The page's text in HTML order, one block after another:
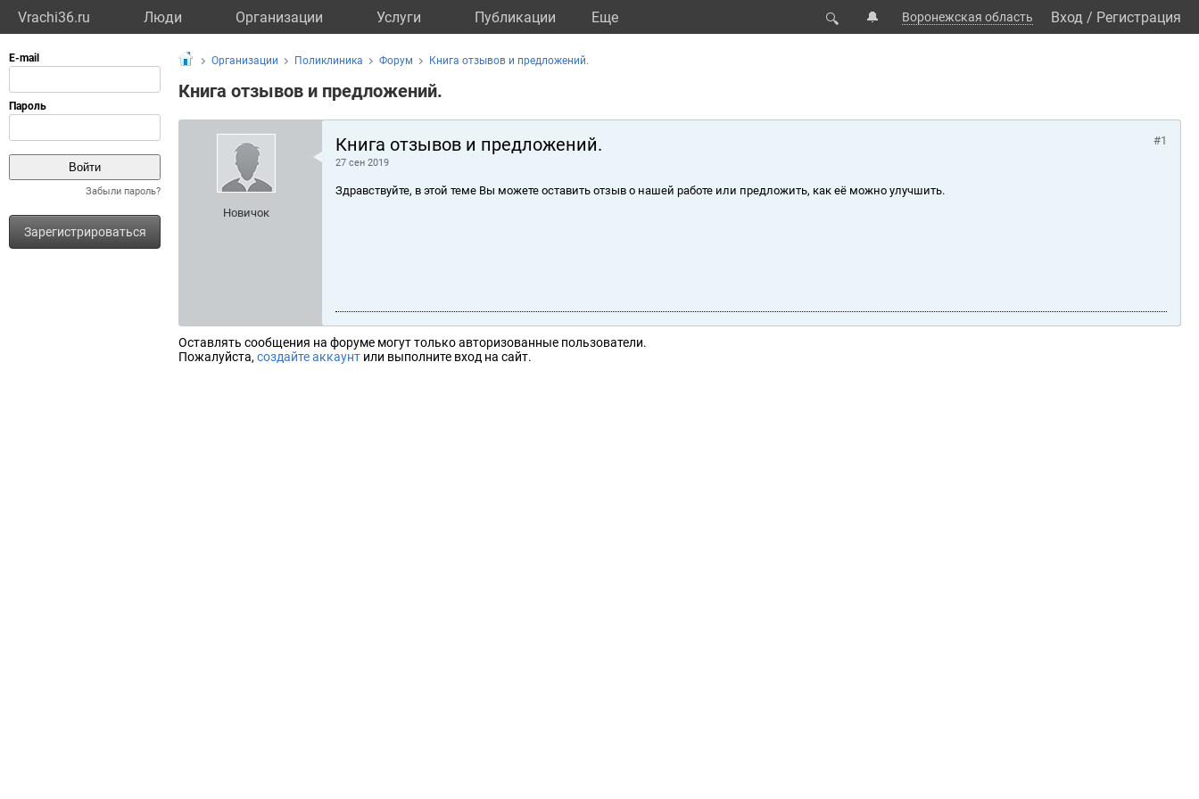
Vrachi36.ru Люди Организации Услуги Публикации Eще 🔍 🔔 Воронежская область Вход / Регистрация
Забыли пароль?
Зарегистрироваться
Организации Поликлиника Форум Книга отзывов и предложений.
Книга отзывов и предложений.
Новичок
Книга отзывов и предложений.
27 сен 2019
#1
Здравствуйте, в этой теме Вы можете оставить отзыв о нашей работе или предложить, как её можно улучшить.
Оставлять сообщения на форуме могут только авторизованные пользователи.
Пожалуйста, создайте аккаунт или выполните вход на сайт.